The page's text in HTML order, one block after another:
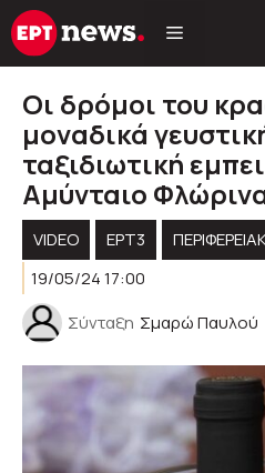
Μετάβαση
σε
Οι δρόμοι του
μοναδικά
ταξιδιωτική
Αμύνταιο
VIDEO ΕΡΤ3
19/05/24 17:00
Σύνταξη Σμαρώ Παυλού